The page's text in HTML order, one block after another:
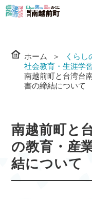
ホーム くらし
社会教育・生涯学
南越前町と台湾台
書の締結につい
南越前町と
の教育・産
結について